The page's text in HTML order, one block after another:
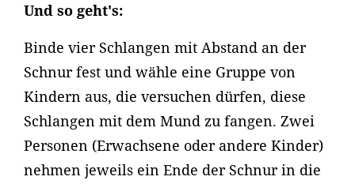
Und so geht's:
Binde vier Schlangen mit Abstand an der
Schnur fest und wähle eine Gruppe von
Kindern aus, die versuchen dürfen, diese
Schlangen mit dem Mund zu fangen. Zwei
Personen (Erwachsene oder andere Kinder)
nehmen jeweils ein Ende der Schnur in die